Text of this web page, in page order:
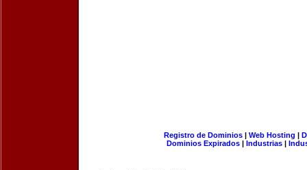
Registro de Dominios| Web Hosting |
Dominios Expirados | Industrias |